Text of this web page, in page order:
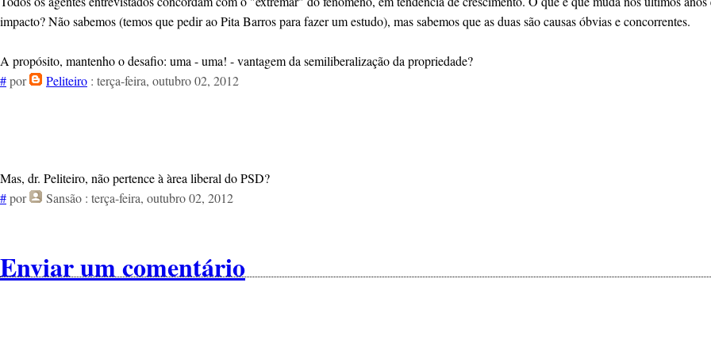
impacto? Não sabemos (temos que pedir ao Pita Barros para fazer um estudo), mas sabemos que as duas são causas óbvias e concorrentes.
A propósito, mantenho o desafio: uma - uma! - vantagem da semiliberalização da propriedade?
#por Peliteiro : terça-feira, outubro 02, 2012
Mas, dr. Peliteiro, não pertence à àrea liberal do PSD?
#por Sansão : terça-feira, outubro 02, 2012
Enviar um comentário